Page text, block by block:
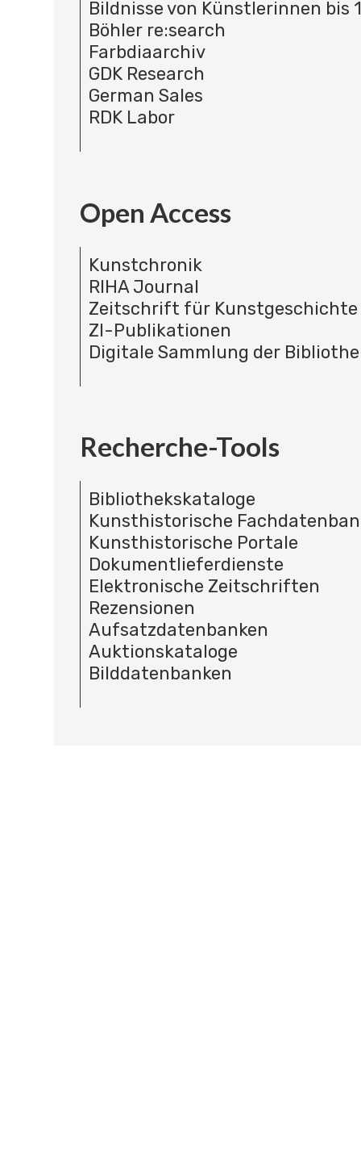
Bildnisse von Künstlerinnen bis
Böhler re:search
Farbdiaarchiv
GDK Research
German Sales
RDK Labor
Open Access
Kunstchronik
RIHA Journal
Zeitschrift für Kunstgeschichte
ZI-Publikationen
Digitale Sammlung der
Recherche-Tools
Bibliothekskataloge
Kunsthistorische
Kunsthistorische Portale
Dokumentlieferdienste
Elektronische Zeitschriften
Rezensionen
Aufsatzdatenbanken
Auktionskataloge
Bilddatenbanken